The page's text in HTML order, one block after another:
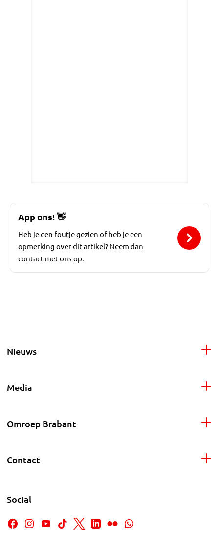
App ons!👋
Heb je een foutje gezien of heb je een
opmerking over dit artikel? Neem dan
contact met ons op.
Nieuws
Media
Omroep Brabant
Contact
Social